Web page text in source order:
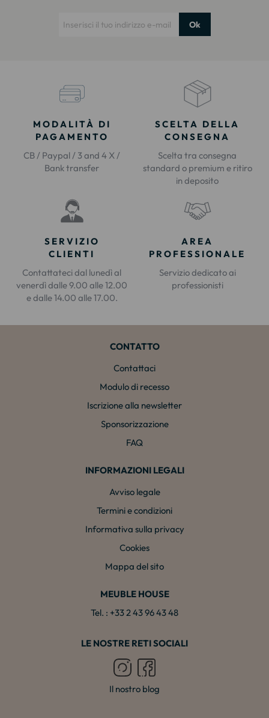
Ok
MODALITÀ DI
PAGAMENTO
CB / Paypal / 3 and 4 X /
Bank transfer
SCELTA DELLA
CONSEGNA
Scelta tra consegna
standard o premium e ritiro
in deposito
SERVIZIO
CLIENTI
Contattateci dal lunedì al
venerdì dalle 9.00 alle 12.00
e dalle 14.00 alle 17.00.
AREA
PROFESSIONALE
Servizio dedicato ai
professionisti
CONTATTO
Contattaci
Modulo di recesso
Iscrizione alla newsletter
Sponsorizzazione
FAQ
INFORMAZIONI LEGALI
Avviso legale
Termini e condizioni
Informativa sulla privacy
Cookies
Mappa del sito
MEUBLE HOUSE
Tel. : +33 2 43 96 43 48
LE NOSTRE RETI SOCIALI
Il nostro blog